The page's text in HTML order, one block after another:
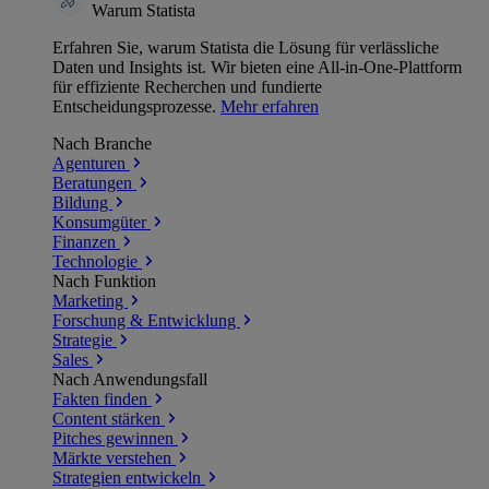
Warum Statista
Erfahren Sie, warum Statista die Lösung für verlässliche
Daten und Insights ist. Wir bieten eine All-in-One-Plattform
für effiziente Recherchen und fundierte
Entscheidungsprozesse. Mehr erfahren
Nach Branche
Agenturen
Beratungen
Bildung
Konsumgüter
Finanzen
Technologie
Nach Funktion
Marketing
Forschung & Entwicklung
Strategie
Sales
Nach Anwendungsfall
Fakten finden
Content stärken
Pitches gewinnen
Märkte verstehen
Strategien entwickeln